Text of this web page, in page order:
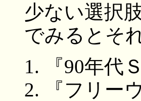
少ない選択
でみるとそ
『90年代
『フリー